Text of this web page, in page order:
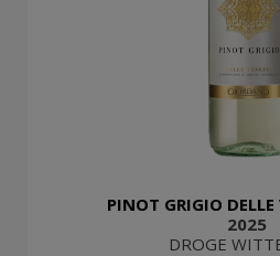
PINOT GRIGIO DELLE
2025
DROGE